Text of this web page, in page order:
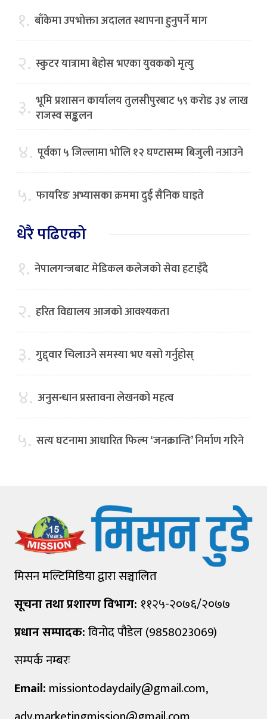
१. बाँकेमा उपभोक्ता अदालत स्थापना हुनुपर्ने माग
२. स्कुटर यात्रामा बेहोस भएका युवकको मृत्यु
३. भूमि प्रशासन कार्यालय तुलसीपुरबाट ५९ करोड ३४ लाख
राजस्व सङ्कलन
४. पूर्वका ५ जिल्लामा भाेलि १२ घण्टासम्म बिजुली नआउने
५. फायरिङ अभ्यासका क्रममा दुई सैनिक घाइते
धेरै पढिएको
१. नेपालगन्जबाट मेडिकल कलेजको सेवा हटाइँदै
२. हरित विद्यालय आजको आवश्यकता
३. गुद्द्वार चिलाउने समस्या भए यसो गर्नुहोस्
४. अनुसन्धान प्रस्तावना लेखनको महत्व
५. सत्य घटनामा आधारित फिल्म ‘जनक्रान्ति’ निर्माण गरिने
मिसन मल्टिमिडिया द्वारा सञ्चालित
सूचना तथा प्रशारण विभाग: ११२५-२०७६/२०७७
प्रधान सम्पादक:विनोद पौडेल (9858023069)
सम्पर्क नम्बरः
Email: missiontodaydaily@gmail.com,